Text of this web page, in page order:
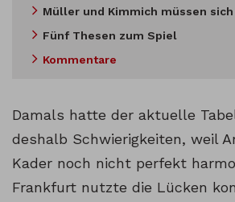
Müller und Kimmich müssen
Fünf Thesen zum Spiel
Kommentare
Damals hatte der aktuelle
deshalb Schwierigkeiten, weil
Kader noch nicht perfekt
Frankfurt nutzte die Lücken